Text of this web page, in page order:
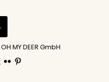
MY DEER GmbH